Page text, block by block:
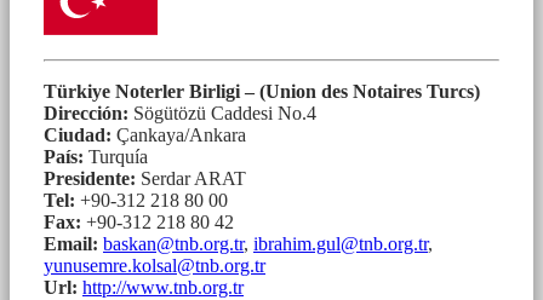
Türkiye Noterler Birligi – (Union des Notaires Turcs)
Dirección: Sögütözü Caddesi No.4
Ciudad: Çankaya/Ankara
País: Turquía
Presidente: Serdar ARAT
Tel: +90-312 218 80 00
Fax: +90-312 218 80 42
Email: baskan@tnb.org.tr, ibrahim.gul@tnb.org.tr,
yunusemre.kolsal@tnb.org.tr
Url: http://www.tnb.org.tr